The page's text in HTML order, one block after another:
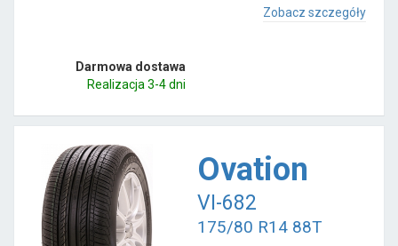
Zobacz szczegóły
Darmowa dostawa
Realizacja 3-4 dni
Ovation
VI-682
175/80 R14 88T